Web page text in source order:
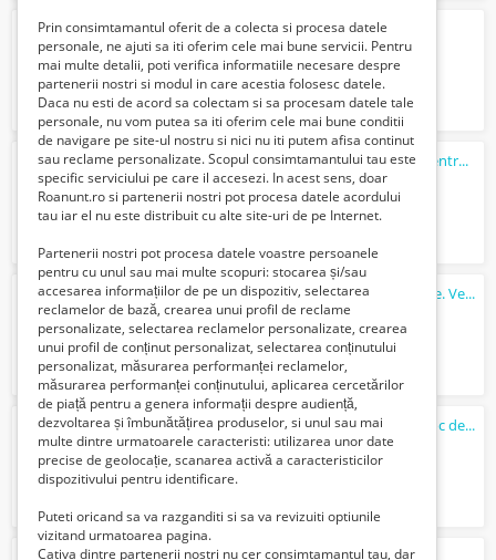
Soferi in Curierat pe 3.5T - Germania
Verifica cu vanzatorul
SUPEROFERTA Cafea Lavazza si Gel Concentrat ARIEL
Verifica cu vanzatorul
Fă primii pași în construirea afacerii online. Verifică domeniul cu MegaHost.
Verifica cu vanzatorul
Sunt sudor cu mare experienta caut un loc de munca
Verifica cu vanzatorul
Prin consimtamantul oferit de a colecta si procesa datele
personale, ne ajuti sa iti oferim cele mai bune servicii. Pentru
mai multe detalii, poti verifica informatiile necesare despre
partenerii nostri si modul in care acestia folosesc datele.
Daca nu esti de acord sa colectam si sa procesam datele tale
personale, nu vom putea sa iti oferim cele mai bune conditii
de navigare pe site-ul nostru si nici nu iti putem afisa continut
sau reclame personalizate. Scopul consimtamantului tau este
specific serviciului pe care il accesezi. In acest sens, doar
Roanunt.ro si partenerii nostri pot procesa datele acordului
tau iar el nu este distribuit cu alte site-uri de pe Internet.
Partenerii nostri pot procesa datele voastre persoanele
pentru cu unul sau mai multe scopuri: stocarea și/sau
accesarea informațiilor de pe un dispozitiv, selectarea
reclamelor de bază, crearea unui profil de reclame
personalizate, selectarea reclamelor personalizate, crearea
unui profil de conținut personalizat, selectarea conținutului
personalizat, măsurarea performanței reclamelor,
măsurarea performanței conținutului, aplicarea cercetărilor
de piață pentru a genera informații despre audiență,
dezvoltarea și îmbunătățirea produselor, si unul sau mai
multe dintre urmatoarele caracteristi: utilizarea unor date
precise de geolocație, scanarea activă a caracteristicilor
dispozitivului pentru identificare.
Puteti oricand sa va razganditi si sa va revizuiti optiunile
vizitand urmatoarea pagina.
Cativa dintre partenerii nostri nu cer consimtamantul tau, dar